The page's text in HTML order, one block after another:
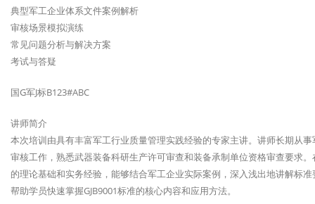
典型军工企业体系文件案例解析
审核场景模拟演练
常见问题分析与解决方案
考试与答疑
国G军J标B123#ABC
讲师简介
本次培训由具有丰富军工行业质量管理实践经验的专家主讲。讲师长期从
审核工作，熟悉武器装备科研生产许可审查和装备承制单位资格审查要求
的理论基础和实务经验，能够结合军工企业实际案例，深入浅出地讲解标
帮助学员快速掌握GJB9001标准的核心内容和应用方法。